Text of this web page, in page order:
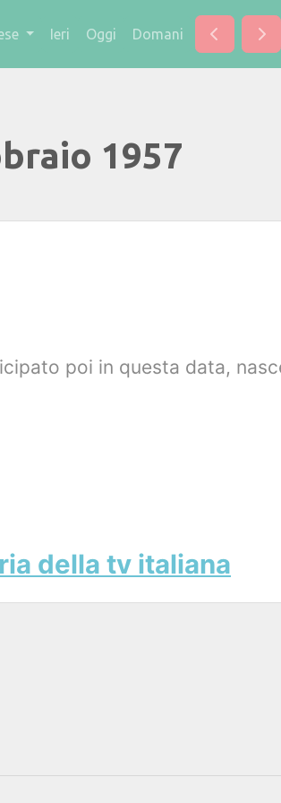
Ieri Oggi Domani
1957
poi in questa data,
della tv italiana